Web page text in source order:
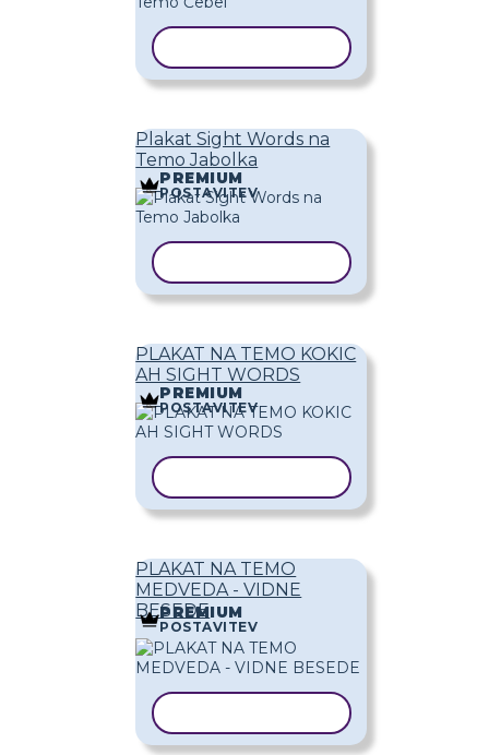
Plakat Sight Words na
Temo Jabolka
PREMIUM
POSTAVITEV
PLAKAT NA TEMO KOKIC
AH SIGHT WORDS
PREMIUM
POSTAVITEV
PLAKAT NA TEMO
MEDVEDA - VIDNE
BESEDE
PREMIUM
POSTAVITEV